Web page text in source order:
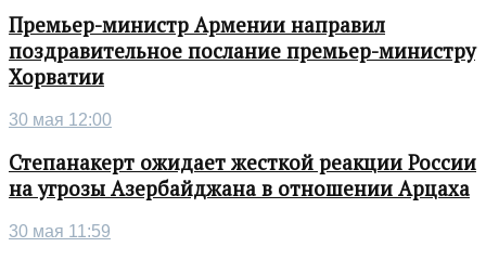
Премьер-министр Армении направил
поздравительное послание премьер-министру
Хорватии
30 мая 12:00
Степанакерт ожидает жесткой реакции России
на угрозы Азербайджана в отношении Арцаха
30 мая 11:59